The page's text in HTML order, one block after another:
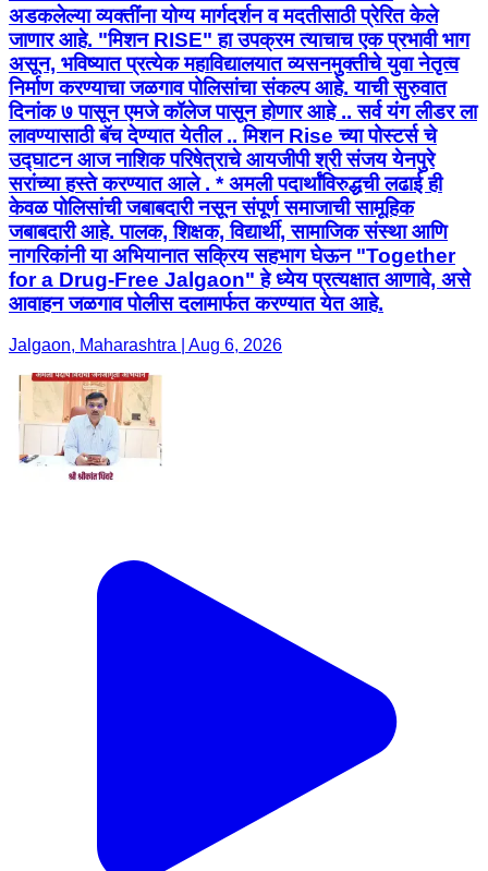
अडकलेल्या व्यक्तींना योग्य मार्गदर्शन व मदतीसाठी प्रेरित केले
जाणार आहे. "मिशन RISE" हा उपक्रम त्याचाच एक प्रभावी भाग
असून, भविष्यात प्रत्येक महाविद्यालयात व्यसनमुक्तीचे युवा नेतृत्व
निर्माण करण्याचा जळगाव पोलिसांचा संकल्प आहे. याची सुरुवात
दिनांक ७ पासून एमजे कॉलेज पासून होणार आहे .. सर्व यंग लीडर ला
लावण्यासाठी बॅच देण्यात येतील .. मिशन Rise च्या पोस्टर्स चे
उद्घाटन आज नाशिक परिषेत्राचे आयजीपी श्री संजय येनपुरे
सरांच्या हस्ते करण्यात आले . * अमली पदार्थांविरुद्धची लढाई ही
केवळ पोलिसांची जबाबदारी नसून संपूर्ण समाजाची सामूहिक
जबाबदारी आहे. पालक, शिक्षक, विद्यार्थी, सामाजिक संस्था आणि
नागरिकांनी या अभियानात सक्रिय सहभाग घेऊन "Together
for a Drug-Free Jalgaon" हे ध्येय प्रत्यक्षात आणावे, असे
आवाहन जळगाव पोलीस दलामार्फत करण्यात येत आहे.
Jalgaon, Maharashtra | Aug 6, 2026